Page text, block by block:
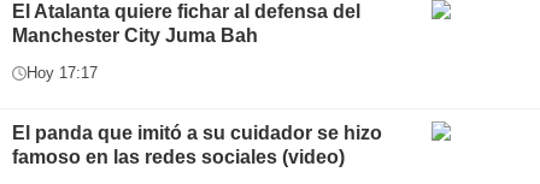
El Atalanta quiere fichar al defensa del
Manchester City Juma Bah
Hoy 17:17
El panda que imitó a su cuidador se hizo
famoso en las redes sociales (video)